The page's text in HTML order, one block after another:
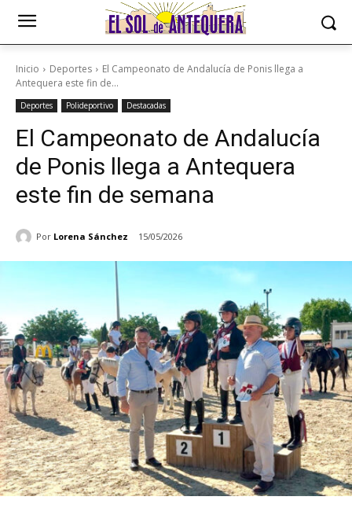
Inicio Deportes
El Campeonato de Andalucía de Ponis llega a
Antequera este fin de...
Deportes Polideportivo Destacadas
El Campeonato de Andalucía
de Ponis llega a Antequera
este fin de semana
Por Lorena Sánchez 15/05/2026